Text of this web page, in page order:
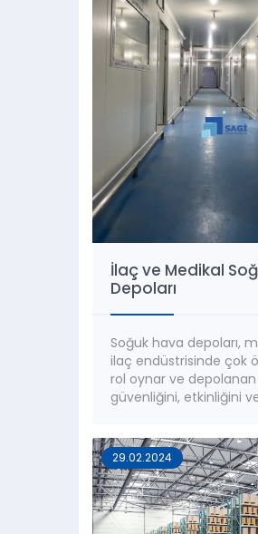
İlaç ve Medikal
Depoları
Soğuk hava depoları,
ilaç endüstrisinde çok
rol oynar ve
güvenliğini, etkinliğini
Sıcaklığa duyarlılığı
ürünlerin, soğuk zincir
titizlikle planlanmalı ve
yürütülmelidir.
hava depolarında
sıcaklıklarda
29.02.2024